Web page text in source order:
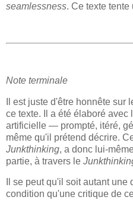
seamlessness. Ce texte tente
Note terminale
Il est juste d'être honnête
ce texte. Il a été élaboré
artificielle — prompté, itéré,
même qu'il prétend décrire.
Junkthinking, a donc lui-
partie, à travers le
Il se peut qu'il soit autant
condition qu'une critique de